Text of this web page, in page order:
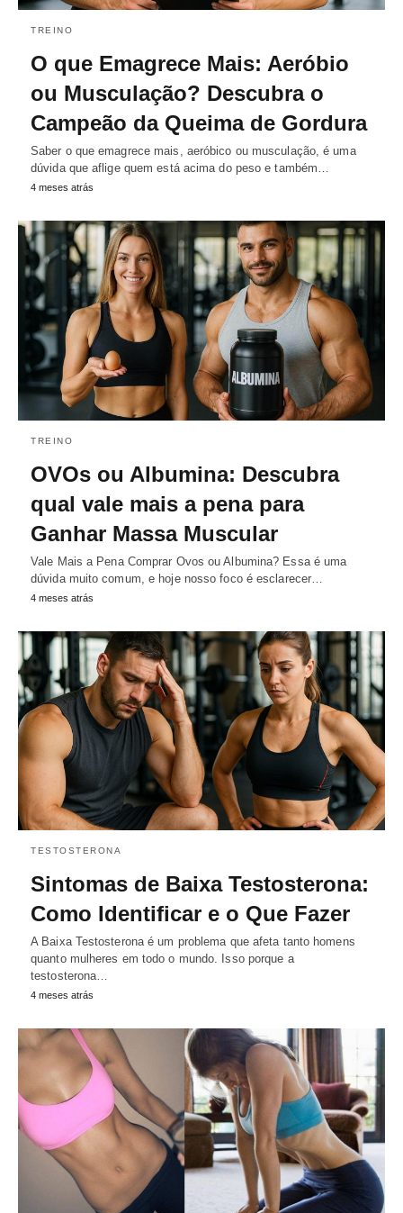
TREINO
O que Emagrece Mais: Aeróbio
ou Musculação? Descubra o
Campeão da Queima de Gordura
Saber o que emagrece mais, aeróbico ou musculação, é uma
dúvida que aflige quem está acima do peso e também…
4 meses atrás
TREINO
OVOs ou Albumina: Descubra
qual vale mais a pena para
Ganhar Massa Muscular
Vale Mais a Pena Comprar Ovos ou Albumina? Essa é uma
dúvida muito comum, e hoje nosso foco é esclarecer…
4 meses atrás
TESTOSTERONA
Sintomas de Baixa Testosterona:
Como Identificar e o Que Fazer
A Baixa Testosterona é um problema que afeta tanto homens
quanto mulheres em todo o mundo. Isso porque a
testosterona…
4 meses atrás